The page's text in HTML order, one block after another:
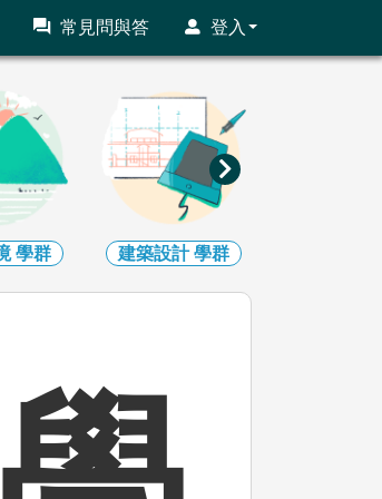
常見問與答 登入
學群 藝術學群